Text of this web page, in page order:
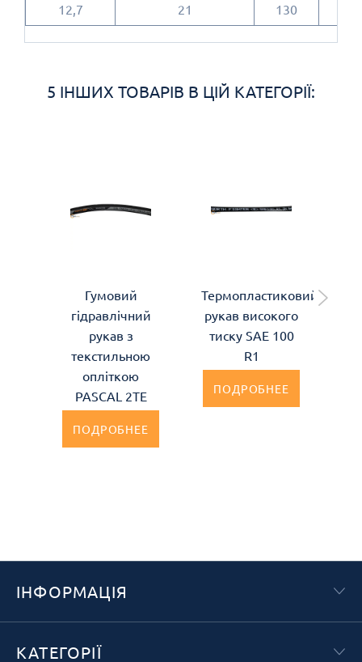
12,7 21 130
5 ІНШИХ ТОВАРІВ В ЦІЙ КАТЕГОРІЇ:
Гумовий
гідравлічний
рукав з
текстильною
опліткою
PASCAL 2TE
ПОДРОБНЕЕ
Термопластиковий
рукав високого
тиску SAE 100
R1
ПОДРОБНЕЕ
ІНФОРМАЦІЯ
КАТЕГОРІЇ